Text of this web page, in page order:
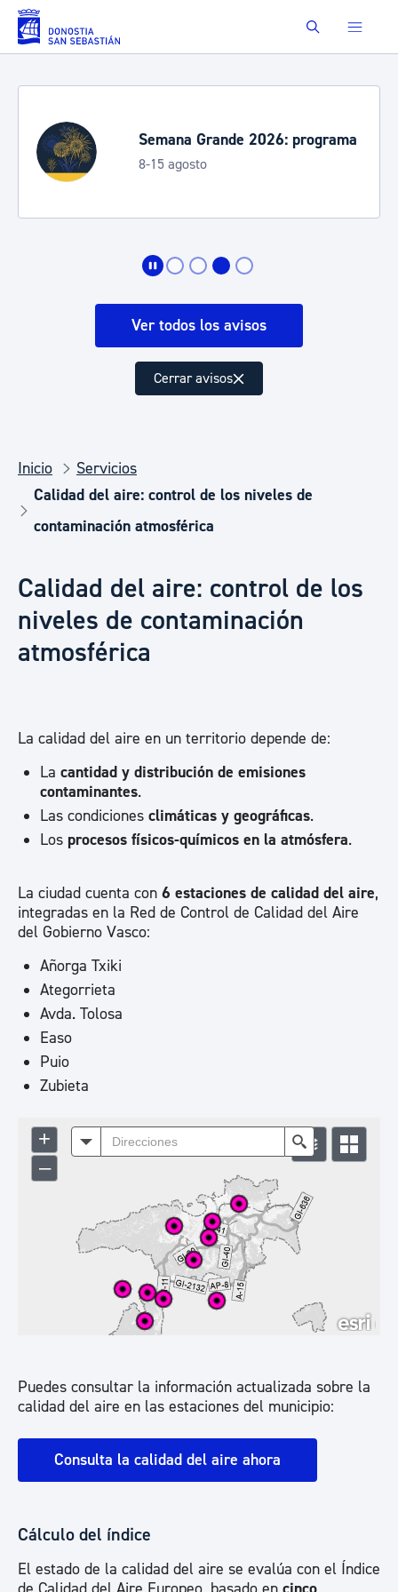
Saltar al contenido principal Buscar
Semana Grande 2026: programa
8-15 agosto
Ver todos los avisos
Cerrar avisos
Inicio
Servicios
Calidad del aire: control de los niveles de
contaminación atmosférica
Calidad del aire: control de los
niveles de contaminación
atmosférica
La calidad del aire en un territorio depende de:
La cantidad y distribución de emisiones
contaminantes.
Las condiciones climáticas y geográficas.
Los procesos físicos-químicos en la atmósfera.
La ciudad cuenta con 6 estaciones de calidad del aire,
integradas en la Red de Control de Calidad del Aire
del Gobierno Vasco:
Añorga Txiki
Ategorrieta
Avda. Tolosa
Easo
Puio
Zubieta
Puedes consultar la información actualizada sobre la
calidad del aire en las estaciones del municipio:
Consulta la calidad del aire ahora
Cálculo del índice
El estado de la calidad del aire se evalúa con el Índice